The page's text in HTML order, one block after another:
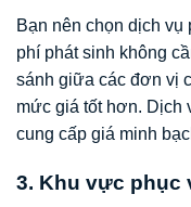
Bạn nên chọn dịch
phí phát sinh không
sánh giữa các đơn vị
mức giá tốt hơn. Dịch
cung cấp giá minh
3. Khu vực phục